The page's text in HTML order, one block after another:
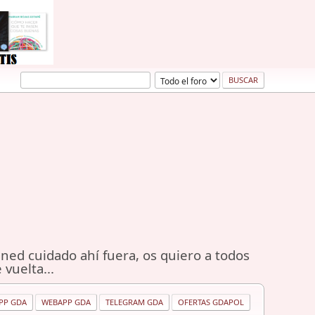
cuidado ahí fuera, os quiero a todos
vuelta...
GDA WEBAPP GDA TELEGRAM GDA OFERTAS GDAPOL